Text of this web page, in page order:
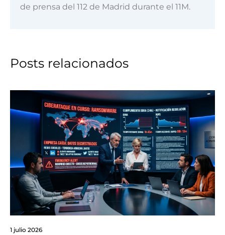
de prensa del 112 de Madrid durante el 11M.
Posts relacionados
1 julio 2026